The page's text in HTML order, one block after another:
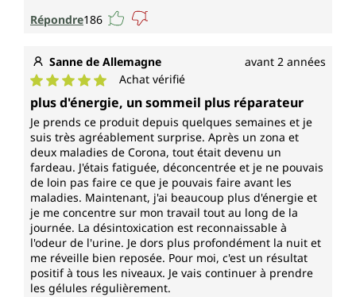
Répondre186
Sanne de Allemagne avant 2 années
Note moyenne de 5 sur 5 étoiles
Achat vérifié
plus d'énergie, un sommeil plus réparateur
Je prends ce produit depuis quelques semaines et je
suis très agréablement surprise. Après un zona et
deux maladies de Corona, tout était devenu un
fardeau. J'étais fatiguée, déconcentrée et je ne pouvais
de loin pas faire ce que je pouvais faire avant les
maladies. Maintenant, j'ai beaucoup plus d'énergie et
je me concentre sur mon travail tout au long de la
journée. La désintoxication est reconnaissable à
l'odeur de l'urine. Je dors plus profondément la nuit et
me réveille bien reposée. Pour moi, c'est un résultat
positif à tous les niveaux. Je vais continuer à prendre
les gélules régulièrement.